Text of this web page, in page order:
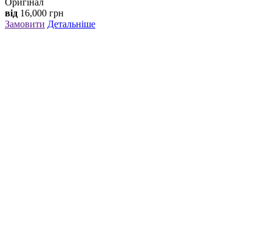
від 16,000 грн
Замовити Детальніше